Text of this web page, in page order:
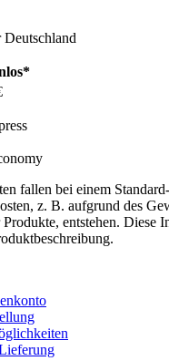
Deutschland
fallen bei einem
z. B. aufgrund des
entstehen. Diese